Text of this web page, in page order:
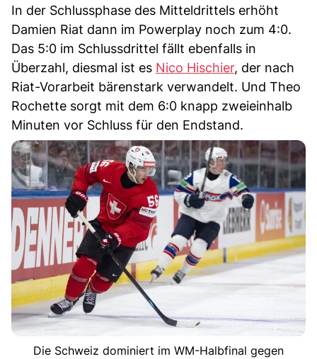
In der Schlussphase des Mitteldrittels erhöht
Damien Riat dann im Powerplay noch zum 4:0.
Das 5:0 im Schlussdrittel fällt ebenfalls in
Überzahl, diesmal ist es Nico Hischier, der nach
Riat-Vorarbeit bärenstark verwandelt. Und Theo
Rochette sorgt mit dem 6:0 knapp zweieinhalb
Minuten vor Schluss für den Endstand.
Die Schweiz dominiert im WM-Halbfinal gegen